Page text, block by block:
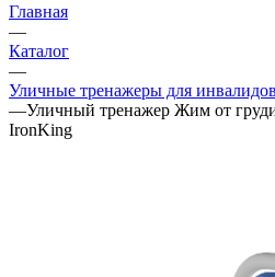
Главная
—
Каталог
—
Уличные тренажеры для инвалидов
—Уличный тренажер Жим от
IronKing